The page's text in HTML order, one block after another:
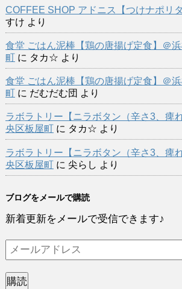
COFFEE SHOP アドニス【つけナポリ
すけ より
食堂 ごはん泥棒【鶏の唐揚げ定食】＠
町に タカ☆ より
食堂 ごはん泥棒【鶏の唐揚げ定食】＠
町に だむだむ団 より
ラボラトリー【ニラボタン（辛さ3、痺
央区板屋町
に タカ☆ より
ラボラトリー【ニラボタン（辛さ3、痺
央区板屋町に 尖らし より
ブログをメールで購読
新着更新をメールで受信できます♪
メ
ー
ル
購読